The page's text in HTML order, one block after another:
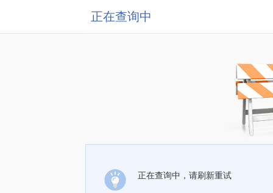
正在查询中
正在查询中，请刷新重试